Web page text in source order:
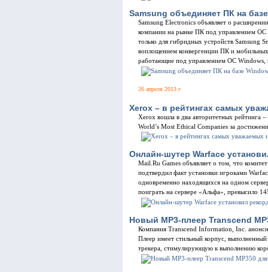
Samsung объединяет ПК на
Samsung Electronics объявляет о
компании на рынке ПК под управлением ОС
только для гибридных устройств Samsung
воплощением конвергенции ПК и
работающие под управлением ОС
26 апреля 2013 г
Xerox – в рейтингах самых
Xerox вошла в два авторитетных рейтинга
World’s Most Ethical Companies за
Онлайн-шутер Warface
Mail.Ru Games объявляет о том, что
подтвердил факт установки игроками
одновременно находящихся на одном
поиграть на сервере «Альфа», превысило
Новый MP3-плеер Transcend
Компания Transcend Information, Inc.
Плеер имеет стильный корпус,
трекера, стимулирующую к выполнению